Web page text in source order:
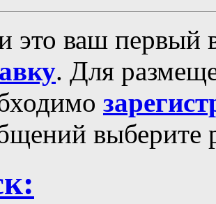
это ваш первый
. Для
выберите